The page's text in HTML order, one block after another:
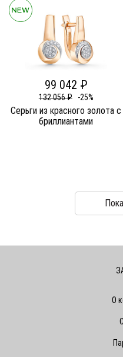
99 042 ₽
132 056 ₽ -25%
Серьги из красного золота c
бриллиантами
О